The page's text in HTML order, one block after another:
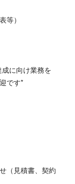
等）
に向け業務を
です*
（見積書、契約